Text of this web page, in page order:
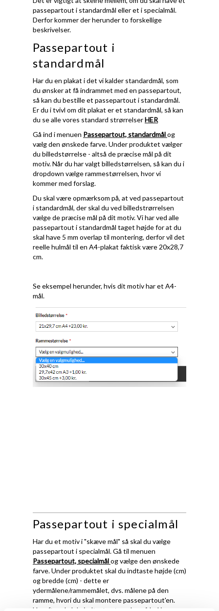
passepartout i standardmål eller et i specialmål.
Derfor kommer der herunder to forskellige
beskrivelser.
Passepartout i
standardmål
Har du en plakat i det vi kalder standardmål, som
du ønsker at få indrammet med en passepartout,
så kan du bestille et passepartout i standardmål.
Er du i tvivl om dit plakat er et standardmål, så kan
du se alle vores standard strørrelserHER
Gå ind i menuen Passepartout, standardmålog
vælg den ønskede farve. Under produktet vælger
du billedstørrelse - altså de præcise mål på dit
motiv. Når du har valgt billedstørrelsen, så kan du i
dropdown vælge rammestørrelsen, hvor vi
kommer med forslag.
Du skal være opmærksom på, at ved passepartout
i standardmål, der skal du ved billedstrørrelsen
vælge de præcise mål på dit motiv. Vi har ved alle
passepartout i standardmål taget højde for at du
skal have 5 mm overlap til montering, derfor vil det
reelle hulmål til en A4-plakat faktisk være 20x28,7
cm.
Se eksempel herunder, hvis dit motiv har et A4-
mål.
Passepartout i specialmål
Har du et motiv i "skæve mål" så skal du vælge
passepartout i specialmål. Gå til menuen
Passepartout, specialmålog vælge den ønskede
farve. Under produktet skal du indtaste højde (cm)
og bredde (cm) - dette er
ydermålene/rammemålet, dvs. målene på den
ramme, hvori du skal montere passepartout'en.